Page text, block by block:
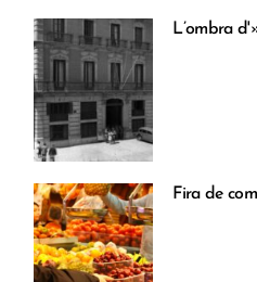
L’ombra
Fira de